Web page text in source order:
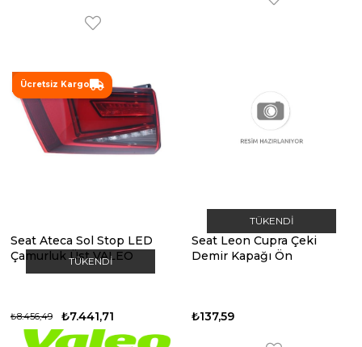
Ücretsiz Kargo
TÜKENDI
Seat Ateca Sol Stop LED
Çamurluk Üst VALEO
₺7.441,71
₺8.456,49
%12
TÜKENDI
Seat Leon Cupra Çeki
Demir Kapağı Ön
₺137,59